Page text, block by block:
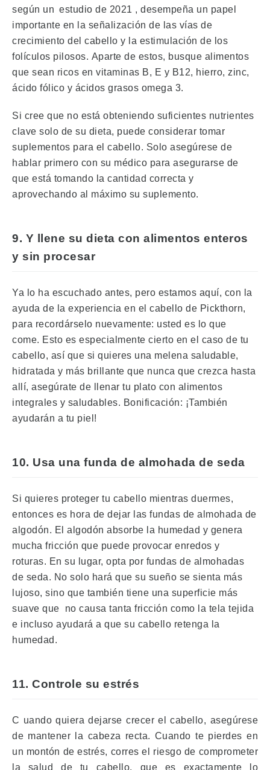
según un estudio de 2021 , desempeña un papel
importante en la señalización de las vías de
crecimiento del cabello y la estimulación de los
folículos pilosos. Aparte de estos, busque alimentos
que sean ricos en vitaminas B, E y B12, hierro, zinc,
ácido fólico y ácidos grasos omega 3.
Si cree que no está obteniendo suficientes nutrientes
clave solo de su dieta, puede considerar tomar
suplementos para el cabello. Solo asegúrese de
hablar primero con su médico para asegurarse de
que está tomando la cantidad correcta y
aprovechando al máximo su suplemento.
9. Y llene su dieta con alimentos enteros
y sin procesar
Ya lo ha escuchado antes, pero estamos aquí, con la
ayuda de la experiencia en el cabello de Pickthorn,
para recordárselo nuevamente: usted es lo que
come. Esto es especialmente cierto en el caso de tu
cabello, así que si quieres una melena saludable,
hidratada y más brillante que nunca que crezca hasta
allí, asegúrate de llenar tu plato con alimentos
integrales y saludables. Bonificación: ¡También
ayudarán a tu piel!
10. Usa una funda de almohada de seda
Si quieres proteger tu cabello mientras duermes,
entonces es hora de dejar las fundas de almohada de
algodón. El algodón absorbe la humedad y genera
mucha fricción que puede provocar enredos y
roturas. En su lugar, opta por fundas de almohadas
de seda. No solo hará que su sueño se sienta más
lujoso, sino que también tiene una superficie más
suave que no causa tanta fricción como la tela tejida
e incluso ayudará a que su cabello retenga la
humedad.
11. Controle su estrés
C uando quiera dejarse crecer el cabello, asegúrese
de mantener la cabeza recta. Cuando te pierdes en
un montón de estrés, corres el riesgo de comprometer
la salud de tu cabello, que es exactamente lo